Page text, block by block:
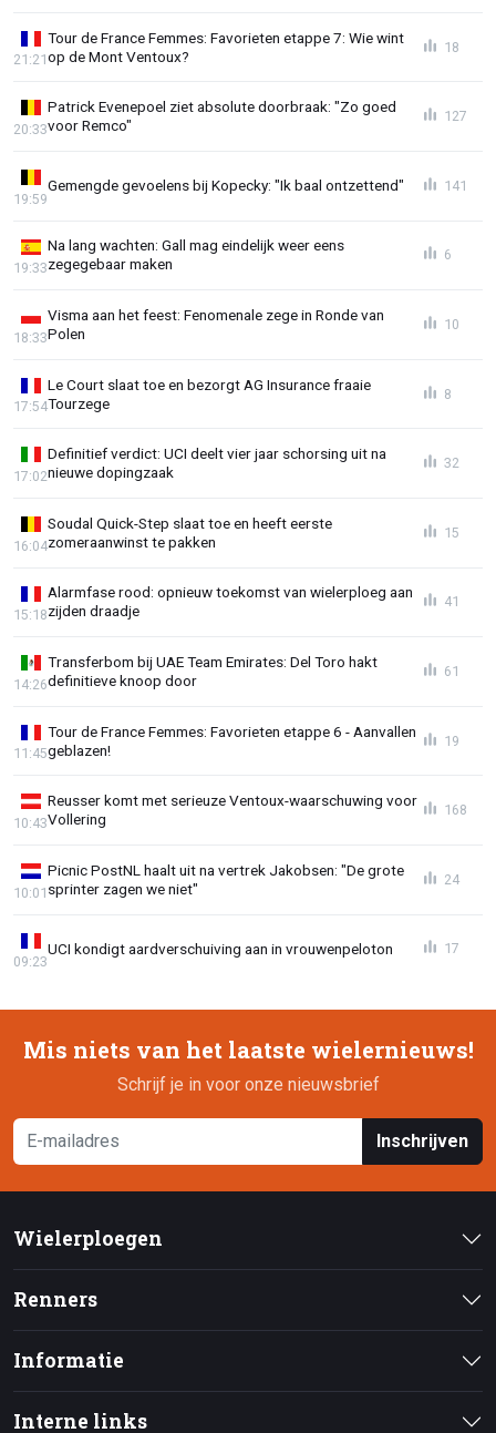
Tour de France Femmes: Favorieten etappe 7: Wie wint
op de Mont Ventoux?
21:21
18
Patrick Evenepoel ziet absolute doorbraak: "Zo goed
voor Remco"
20:33
127
Gemengde gevoelens bij Kopecky: "Ik baal ontzettend"
19:59
141
Na lang wachten: Gall mag eindelijk weer eens
zegegebaar maken
19:33
6
Visma aan het feest: Fenomenale zege in Ronde van
Polen
18:33
10
Le Court slaat toe en bezorgt AG Insurance fraaie
Tourzege
17:54
8
Definitief verdict: UCI deelt vier jaar schorsing uit na
nieuwe dopingzaak
17:02
32
Soudal Quick-Step slaat toe en heeft eerste
zomeraanwinst te pakken
16:04
15
Alarmfase rood: opnieuw toekomst van wielerploeg aan
zijden draadje
15:18
41
Transferbom bij UAE Team Emirates: Del Toro hakt
definitieve knoop door
14:26
61
Tour de France Femmes: Favorieten etappe 6 - Aanvallen
geblazen!
11:45
19
Reusser komt met serieuze Ventoux-waarschuwing voor
Vollering
10:43
168
Picnic PostNL haalt uit na vertrek Jakobsen: "De grote
sprinter zagen we niet"
10:01
24
UCI kondigt aardverschuiving aan in vrouwenpeloton
09:23
17
Mis niets van het laatste wielernieuws!
Schrijf je in voor onze nieuwsbrief
Inschrijven
Wielerploegen
Renners
Informatie
Interne links